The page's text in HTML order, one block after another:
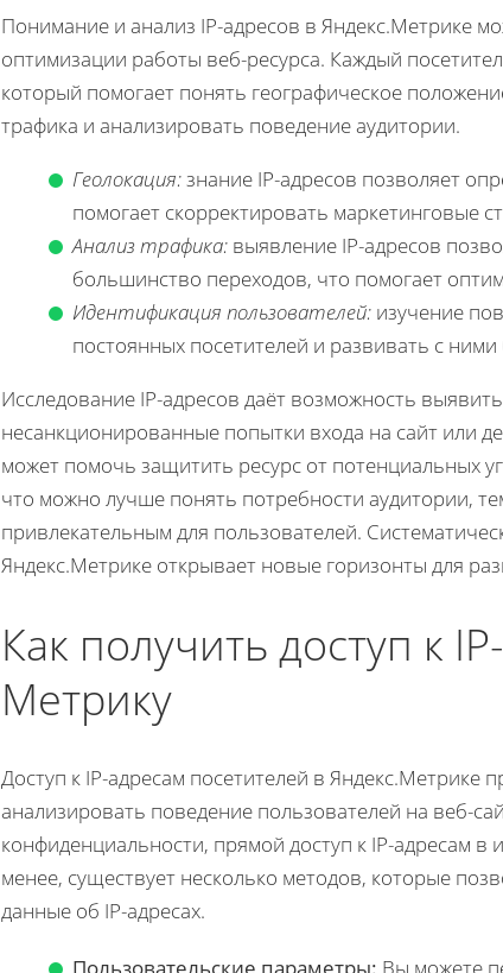
Понимание и анализ IP-адресов в Яндекс.Метрике
оптимизации работы веб-ресурса. Каждый
который помогает понять географическое
трафика и анализировать поведение аудитории.
Геолокация:знание IP-адресов позволяет
помогает скорректировать маркетинговые
Анализ трафика: выявление IP-адресов
большинство переходов, что помогает
Идентификация пользователей: изучение
постоянных посетителей и развивать с
Исследование IP-адресов даёт возможность
несанкционированные попытки входа на сайт или
может помочь защитить ресурс от потенциальных
что можно лучше понять потребности аудитории,
привлекательным для пользователей.
Яндекс.Метрике открывает новые горизонты для
Как получить доступ к
Метрику
Доступ к IP-адресам посетителей в Яндекс.Метрике
анализировать поведение пользователей на веб-
конфиденциальности, прямой доступ к IP-адресам
менее, существует несколько методов, которые
данные об IP-адресах.